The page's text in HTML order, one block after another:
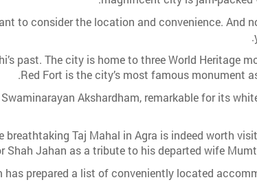
to consider the location and convenience. And
past. The city is home to three World Heritage
Red Fort is the city’s most famous monument
Akshardham, remarkable for its
Taj Mahal in Agra is indeed worth
Shah Jahan as a tribute to his departed wife
prepared a list of conveniently located